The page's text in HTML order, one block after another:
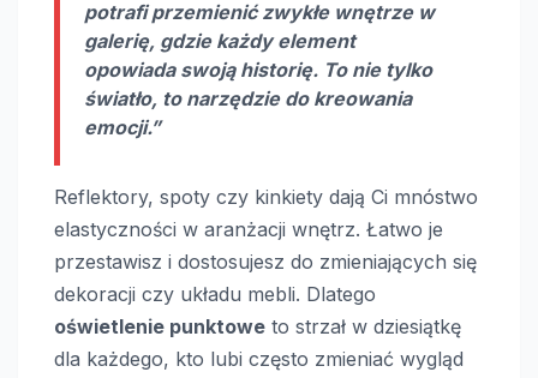
potrafi przemienić zwykłe wnętrze w
galerię, gdzie każdy element
opowiada swoją historię. To nie tylko
światło, to narzędzie do kreowania
emocji.”
Reflektory, spoty czy kinkiety dają Ci mnóstwo
elastyczności w aranżacji wnętrz. Łatwo je
przestawisz i dostosujesz do zmieniających się
dekoracji czy układu mebli. Dlatego
oświetlenie punktowe to strzał w dziesiątkę
dla każdego, kto lubi często zmieniać wygląd